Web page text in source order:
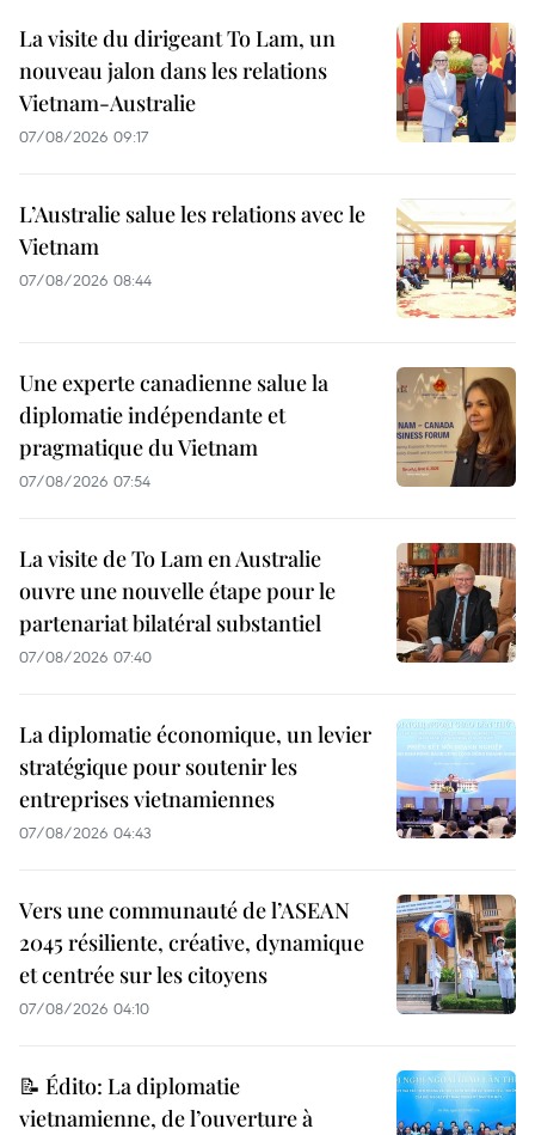
La visite du dirigeant To Lam, un
nouveau jalon dans les relations
Vietnam-Australie
07/08/2026 09:17
L’Australie salue les relations avec le
Vietnam
07/08/2026 08:44
Une experte canadienne salue la
diplomatie indépendante et
pragmatique du Vietnam
07/08/2026 07:54
La visite de To Lam en Australie
ouvre une nouvelle étape pour le
partenariat bilatéral substantiel
07/08/2026 07:40
La diplomatie économique, un levier
stratégique pour soutenir les
entreprises vietnamiennes
07/08/2026 04:43
Vers une communauté de l’ASEAN
2045 résiliente, créative, dynamique
et centrée sur les citoyens
07/08/2026 04:10
📝 Édito: La diplomatie
vietnamienne, de l’ouverture à